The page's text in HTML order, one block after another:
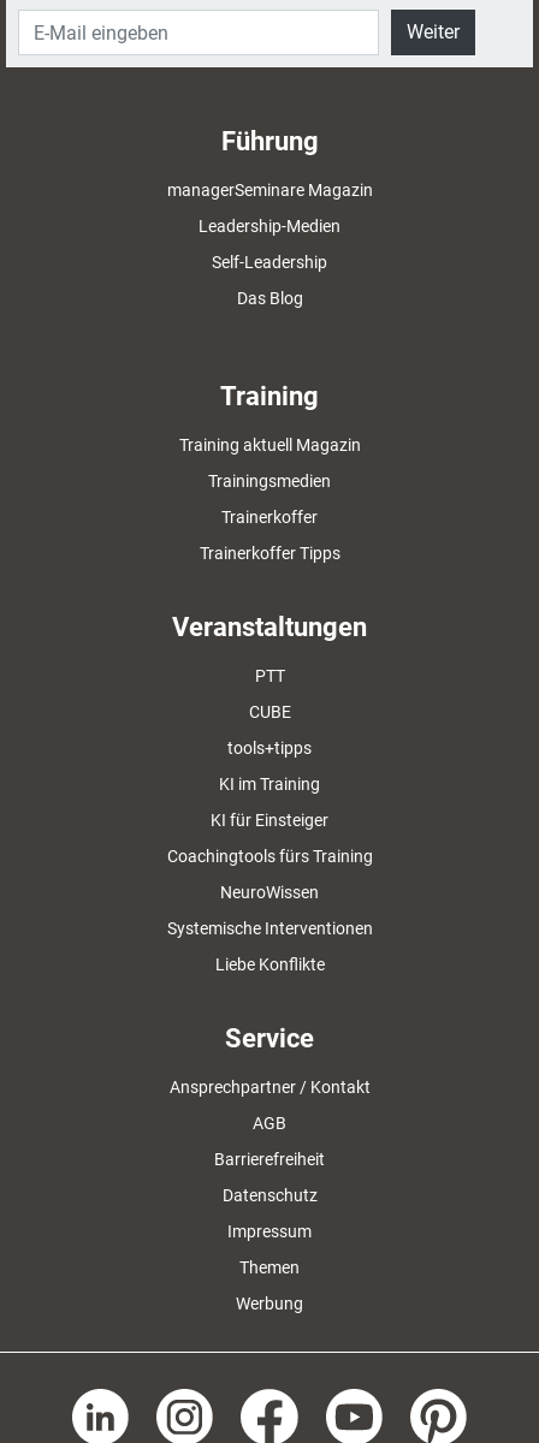
Weiter
Führung
managerSeminare Magazin
Leadership-Medien
Self-Leadership
Das Blog
Training
Training aktuell Magazin
Trainingsmedien
Trainerkoffer
Trainerkoffer Tipps
Veranstaltungen
PTT
CUBE
tools+tipps
KI im Training
KI für Einsteiger
Coachingtools fürs Training
NeuroWissen
Systemische Interventionen
Liebe Konflikte
Service
Ansprechpartner / Kontakt
AGB
Barrierefreiheit
Datenschutz
Impressum
Themen
Werbung